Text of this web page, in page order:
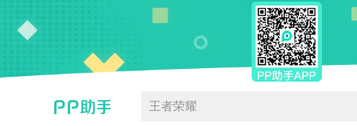
王者荣耀